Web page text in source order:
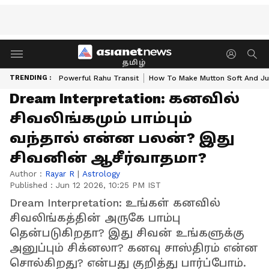
தமிழ்
TRENDING : Powerful Rahu Transit How To Make Mutton Soft And
Dream Interpretation: கனவில்
சிவலிங்கமும் பாம்பும்
வந்தால் என்ன பலன்? இது
சிவனின் ஆசீர்வாதமா?
Author : Rayar R | Astrology
Published : Jun 12 2026, 10:25 PM IST
Dream Interpretation: உங்கள் கனவில்
சிவலிங்கத்தின் அருகே பாம்பு
தென்படுகிறதா? இது சிவன் உங்களுக்கு
அனுப்பும் சிக்னலா? கனவு சாஸ்திரம் என்ன
சொல்கிறது? என்பது குறித்து பார்ப்போம்.